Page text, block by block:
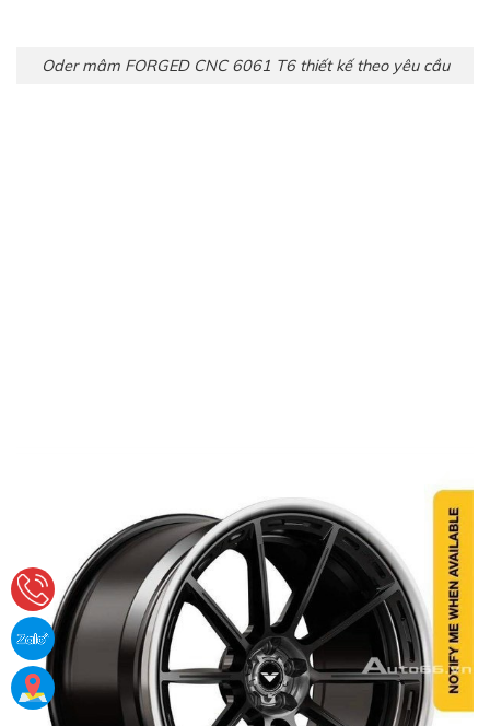
Oder mâm FORGED CNC 6061 T6 thiết kế theo yêu cầu